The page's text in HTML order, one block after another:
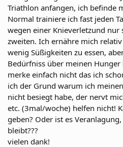
Triathlon anfangen, ich befinde
Normal trainiere ich fast jeden
wegen einer Knieverletzund
zweiten. Ich ernähre mich
wenig Süßigkeiten zu essen,
Bedürfniss über meinen Hunger
merke einfach nicht das ich
ich der Grund warum ich
nicht besiegt habe, der nervt
etc. (3mal/woche) helfen nicht!
geben? Oder ist es
bleibt???
vielen dank!